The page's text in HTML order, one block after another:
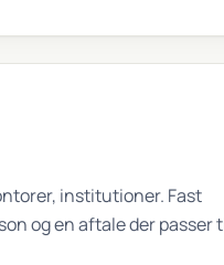
institutioner. Fast
og en aftale der passer